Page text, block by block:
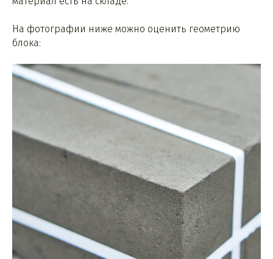
На фотографии ниже можно оценить геометрию
блока: